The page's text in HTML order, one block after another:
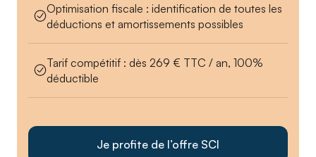
Optimisation fiscale : identification de toutes les
déductions et amortissements possibles
Tarif compétitif : dès 269 € TTC / an, 100%
déductible
Je profite de l’offre SCI